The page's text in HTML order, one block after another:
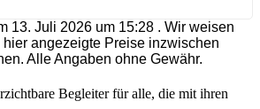
13. Juli 2026 um 15:28 . Wir weisen
angezeigte Preise inzwischen
Alle Angaben ohne Gewähr.
Begleiter für alle, die mit ihren